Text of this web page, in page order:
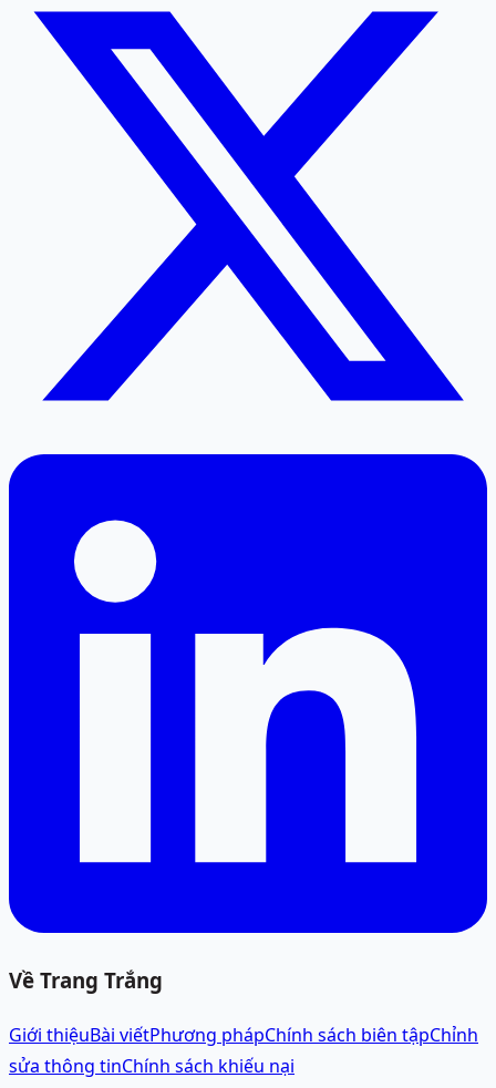
Về Trang Trắng
Giới thiệuBài viếtPhương phápChính sách biên tậpChỉnh
sửa thông tinChính sách khiếu nại